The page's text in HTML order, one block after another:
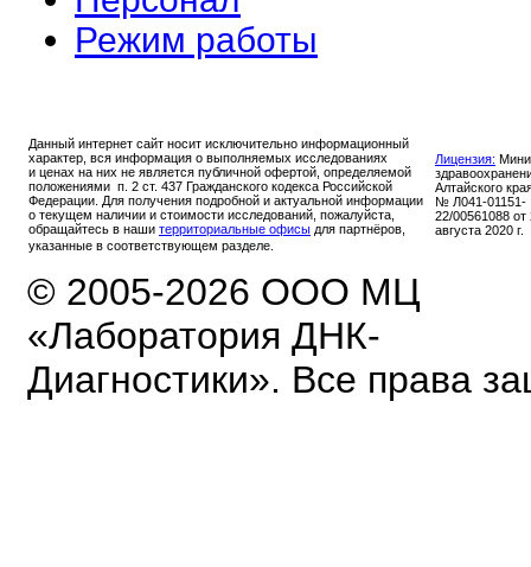
Режим работы
Данный интернет сайт носит исключительно информационный
характер, вся информация о выполняемых исследованиях
и ценах на них не является публичной офертой, определяемой
положениями п. 2 ст. 437 Гражданского кодекса Российской
Федерации. Для получения подробной и актуальной информации
о текущем наличии и стоимости исследований, пожалуйста,
обращайтесь в наши территориальные офисы для партнёров,
указанные в соответствующем разделе.
Лицензия:
Алтайского
№ Л041-01151-
22/00561088 от
августа 2020 г.
© 2005-2026 ООО МЦ
«Лаборатория ДНК-
Диагностики». Все права